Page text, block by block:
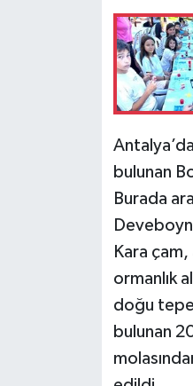
bulunan
Burada
Kara
ormanlık
doğu
bulunan